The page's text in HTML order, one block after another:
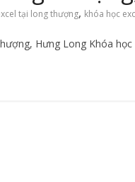
tại long thượng, khóa học
Hưng Long Khóa